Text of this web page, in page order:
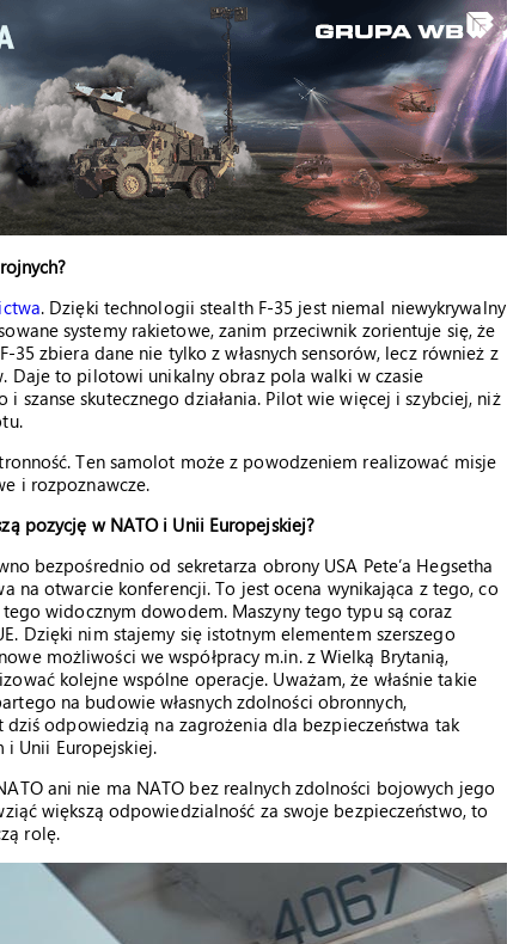
. Dzięki technologii stealth F-35 jest niemal niewykrywalny
systemy rakietowe, zanim przeciwnik zorientuje się, że
zbiera dane nie tylko z własnych sensorów, lecz również z
Daje to pilotowi unikalny obraz pola walki w czasie
szanse skutecznego działania. Pilot wie więcej i szybciej, niż
Ten samolot może z powodzeniem realizować misje
i rozpoznawcze.
pozycję w NATO i Unii Europejskiej?
bezpośrednio od sekretarza obrony USA Pete’a Hegsetha
na otwarcie konferencji. To jest ocena wynikająca z tego, co
widocznym dowodem. Maszyny tego typu są coraz
Dzięki nim stajemy się istotnym elementem szerszego
możliwości we współpracy m.in. z Wielką Brytanią,
kolejne wspólne operacje. Uważam, że właśnie takie
na budowie własnych zdolności obronnych,
dziś odpowiedzią na zagrożenia dla bezpieczeństwa tak
i Unii Europejskiej.
ani nie ma NATO bez realnych zdolności bojowych jego
większą odpowiedzialność za swoje bezpieczeństwo, to
rolę.